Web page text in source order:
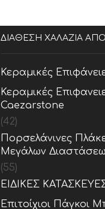
ΔΙΑΘΕΣΗ ΧΑΛΑΖΙΑ ΑΠΟ
Κεραμικές
Κεραμικές
Caezarstone
(42)
Πορσελάνινες
Μεγάλων
(55)
ΕΙΔΙΚΕΣ
Επιτοίχιοι Πάγκοι